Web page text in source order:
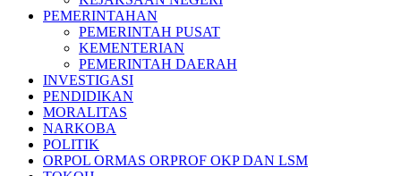
PEMERINTAHAN
PEMERINTAH PUSAT
KEMENTERIAN
PEMERINTAH DAERAH
INVESTIGASI
PENDIDIKAN
MORALITAS
NARKOBA
POLITIK
ORPOL ORMAS ORPROF OKP DAN LSM